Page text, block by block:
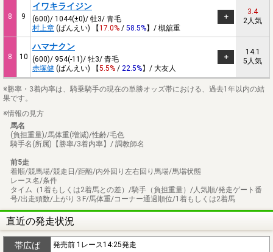
8 9
イワキライジン
(600)/ 1044(±0)/ 牡3/ 青毛
村上章 (ばんえい) 【17.0% / 58.5%】/ 槻舘重
3.4
2人気
8 10
ハマナクン
(600)/ 954(-11)/ 牡3/ 青毛
赤塚健 (ばんえい) 【5.5% / 22.5%】/ 大友人
14.1
5人気
※勝率・3着内率は、騎乗騎手の現在の単勝オッズ帯における、過去1年以内の結
果です。
※情報の見方
馬名
(負担重量)/馬体重(増減)/性齢/毛色
騎手名(所属)【勝率/3着内率】/ 調教師名
前5走
着順/競馬場/競走日/距離/内外回り左右回り馬場/馬場状態
レース名/条件
タイム（1着もしくは2着馬との差）/騎手（負担重量）/人気順/発走ゲート番
号/出走頭数/上がり３F/馬体重/コーナー通過順位/1着もしくは2着馬
直近の発走状況
帯広ば 発売前 1レース14:25発走